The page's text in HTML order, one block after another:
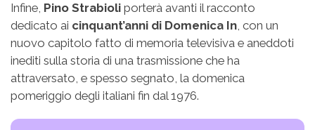
Infine, Pino Strabioli porterà avanti il racconto
dedicato ai cinquant’anni di Domenica In, con un
nuovo capitolo fatto di memoria televisiva e aneddoti
inediti sulla storia di una trasmissione che ha
attraversato, e spesso segnato, la domenica
pomeriggio degli italiani fin dal 1976.